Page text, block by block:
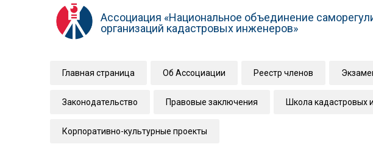
Ассоциация «Национальное объединение
организаций кадастровых инженеров»
Главная страница Об Ассоциации Реестр членов
Законодательство Правовые заключения Школа кадастровых
Корпоративно-культурные проекты